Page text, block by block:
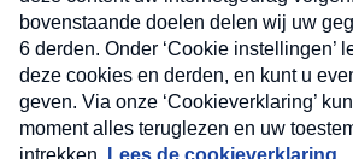
Nieuwsbrief
Neem hier een gratis abonnement
nieuwsbrief. Elke vrijdag- en